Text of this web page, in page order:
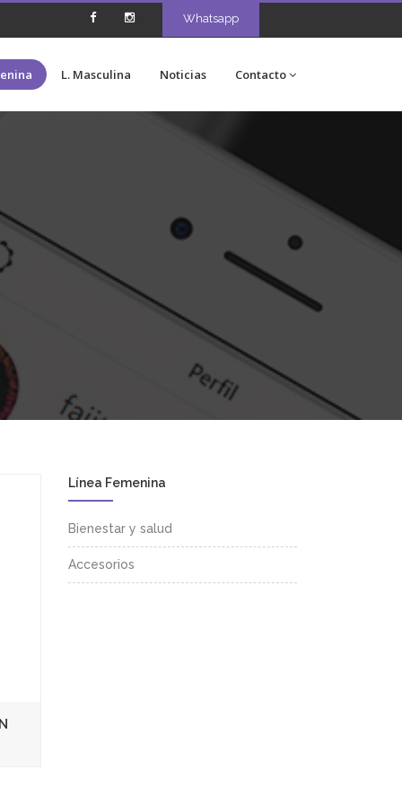
Whatsapp
L. Masculina Noticias Contacto
Línea Femenina
Bienestar y salud
Accesorios